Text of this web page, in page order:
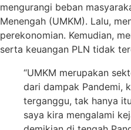
mengurangi beban
Menengah (UMKM). Lalu,
perekonomian. Kemudian,
serta keuangan PLN tidak
“UMKM merupakan
dari dampak Pandemi,
terganggu, tak hanya
saya kira mengalami